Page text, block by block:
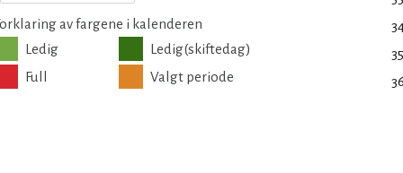
35
av fargene i kalenderen
Ledig
Ledig(skiftedag)
Full
Valgt periode